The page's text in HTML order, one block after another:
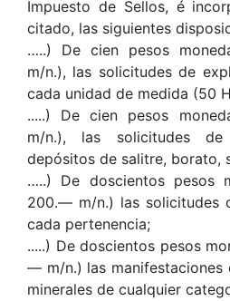
Impuesto de Sellos, é
citado, las siguientes
…..) De cien pesos
m/n.), las solicitudes de
cada unidad de medida (50
.....) De cien pesos
m/n.), las solicitudes de
depósitos de salitre, borato,
…..) De doscientos pesos
200.— m/n.) las solicitudes
cada pertenencia;
.....) De doscientos pesos
— m/n.) las manifestaciones
minerales de cualquier